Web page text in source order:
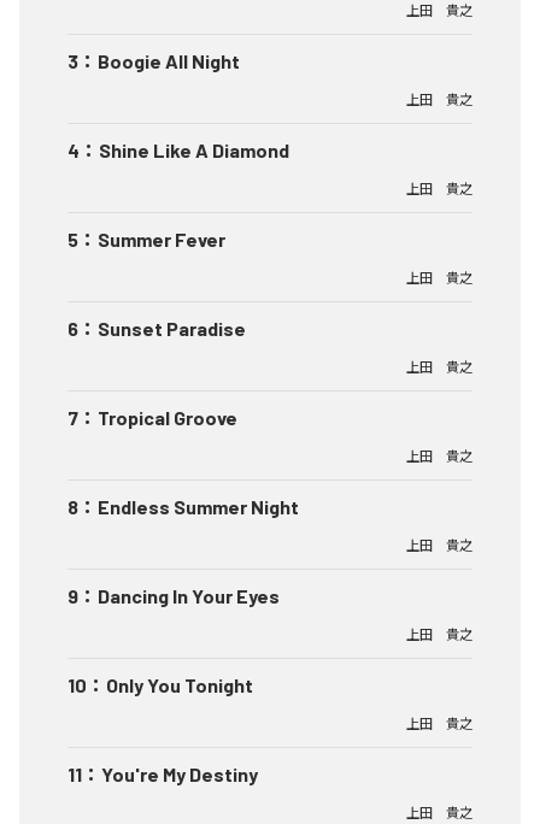
上田 貴之
3 ： Boogie All Night
上田 貴之
4 ： Shine Like A Diamond
上田 貴之
5 ： Summer Fever
上田 貴之
6 ： Sunset Paradise
上田 貴之
7 ： Tropical Groove
上田 貴之
8 ： Endless Summer Night
上田 貴之
9 ： Dancing In Your Eyes
上田 貴之
10 ： Only You Tonight
上田 貴之
11 ： You're My Destiny
上田 貴之